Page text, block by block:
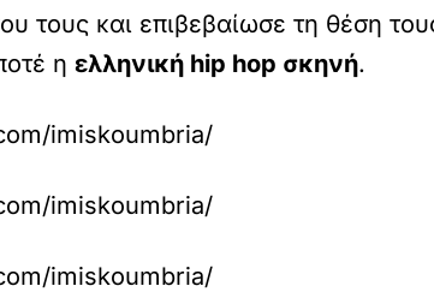
τους και επιβεβαίωσε τη θέση
η ελληνική hip hop σκηνή.
imiskoumbria/
imiskoumbria/
imiskoumbria/